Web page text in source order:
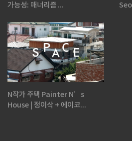
가능성: 매너리즘 ...
N작가 주택 Painter N’s
House | 정이삭 + 에이코...